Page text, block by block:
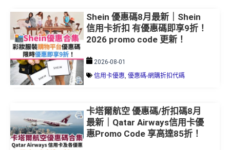
Shein 優惠碼8月最新｜Shein
信用卡折扣 有優惠碼即享9折！
2026 promo code 更新！
2026-08-01
信用卡優惠, 優惠碼-網購折扣代碼
卡塔爾航空 優惠碼/折扣碼8月
最新｜Qatar Airways信用卡優
惠Promo Code 享高達85折！